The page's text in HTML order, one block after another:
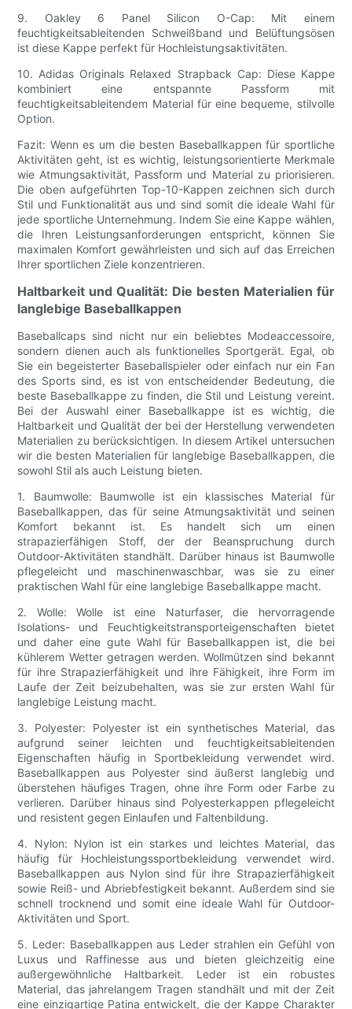
9. Oakley 6 Panel Silicon O-Cap: Mit einem
feuchtigkeitsableitenden Schweißband und Belüftungsösen
ist diese Kappe perfekt für Hochleistungsaktivitäten.
10. Adidas Originals Relaxed Strapback Cap: Diese Kappe
kombiniert eine entspannte Passform mit
feuchtigkeitsableitendem Material für eine bequeme, stilvolle
Option.
Fazit: Wenn es um die besten Baseballkappen für sportliche
Aktivitäten geht, ist es wichtig, leistungsorientierte Merkmale
wie Atmungsaktivität, Passform und Material zu priorisieren.
Die oben aufgeführten Top-10-Kappen zeichnen sich durch
Stil und Funktionalität aus und sind somit die ideale Wahl für
jede sportliche Unternehmung. Indem Sie eine Kappe wählen,
die Ihren Leistungsanforderungen entspricht, können Sie
maximalen Komfort gewährleisten und sich auf das Erreichen
Ihrer sportlichen Ziele konzentrieren.
Haltbarkeit und Qualität: Die besten Materialien für
langlebige Baseballkappen
Baseballcaps sind nicht nur ein beliebtes Modeaccessoire,
sondern dienen auch als funktionelles Sportgerät. Egal, ob
Sie ein begeisterter Baseballspieler oder einfach nur ein Fan
des Sports sind, es ist von entscheidender Bedeutung, die
beste Baseballkappe zu finden, die Stil und Leistung vereint.
Bei der Auswahl einer Baseballkappe ist es wichtig, die
Haltbarkeit und Qualität der bei der Herstellung verwendeten
Materialien zu berücksichtigen. In diesem Artikel untersuchen
wir die besten Materialien für langlebige Baseballkappen, die
sowohl Stil als auch Leistung bieten.
1. Baumwolle: Baumwolle ist ein klassisches Material für
Baseballkappen, das für seine Atmungsaktivität und seinen
Komfort bekannt ist. Es handelt sich um einen
strapazierfähigen Stoff, der der Beanspruchung durch
Outdoor-Aktivitäten standhält. Darüber hinaus ist Baumwolle
pflegeleicht und maschinenwaschbar, was sie zu einer
praktischen Wahl für eine langlebige Baseballkappe macht.
2. Wolle: Wolle ist eine Naturfaser, die hervorragende
Isolations- und Feuchtigkeitstransporteigenschaften bietet
und daher eine gute Wahl für Baseballkappen ist, die bei
kühlerem Wetter getragen werden. Wollmützen sind bekannt
für ihre Strapazierfähigkeit und ihre Fähigkeit, ihre Form im
Laufe der Zeit beizubehalten, was sie zur ersten Wahl für
langlebige Leistung macht.
3. Polyester: Polyester ist ein synthetisches Material, das
aufgrund seiner leichten und feuchtigkeitsableitenden
Eigenschaften häufig in Sportbekleidung verwendet wird.
Baseballkappen aus Polyester sind äußerst langlebig und
überstehen häufiges Tragen, ohne ihre Form oder Farbe zu
verlieren. Darüber hinaus sind Polyesterkappen pflegeleicht
und resistent gegen Einlaufen und Faltenbildung.
4. Nylon: Nylon ist ein starkes und leichtes Material, das
häufig für Hochleistungssportbekleidung verwendet wird.
Baseballkappen aus Nylon sind für ihre Strapazierfähigkeit
sowie Reiß- und Abriebfestigkeit bekannt. Außerdem sind sie
schnell trocknend und somit eine ideale Wahl für Outdoor-
Aktivitäten und Sport.
5. Leder: Baseballkappen aus Leder strahlen ein Gefühl von
Luxus und Raffinesse aus und bieten gleichzeitig eine
außergewöhnliche Haltbarkeit. Leder ist ein robustes
Material, das jahrelangem Tragen standhält und mit der Zeit
eine einzigartige Patina entwickelt, die der Kappe Charakter